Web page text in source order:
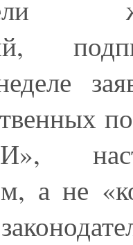
а не